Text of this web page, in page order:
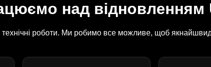
над відновленням
технічні роботи. Ми робимо все можливе, щоб